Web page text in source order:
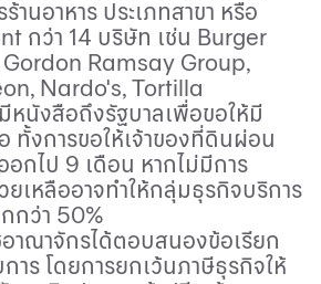
านอาหาร ประเภทสาขา หรือ
กว่า 14 บริษัท เช่น Burger
Ramsay Group,
Nardo's, Tortilla
หนังสือถึงรัฐบาลเพื่อขอให้มี
ทั้งการขอให้เจ้าของที่ดินผ่อน
อกไป 9 เดือน หากไม่มีการ
ยเหลืออาจทำให้กลุ่มธุรกิจบริการ
กว่า 50%
าณาจักรได้ตอบสนองข้อเรียก
าร โดยการยกเว้นภาษีธุรกิจให้